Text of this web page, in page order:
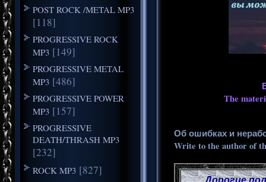
POST ROCK /METAL MP3
[118]
PROGRESSIVE ROCK
MP3 [149]
PROGRESSIVE METAL
MP3 [486]
PROGRESSIVE POWER
MP3 [157]
PROGRESSIVE
DEATH/THRASH MP3
[232]
ROCK MP3 [827]
The
Об ошибках и
Write to the author of